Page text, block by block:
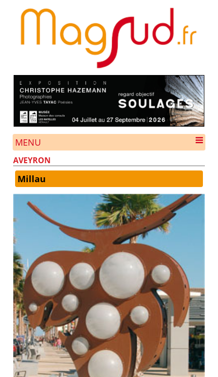
MENU
AVEYRON
Millau